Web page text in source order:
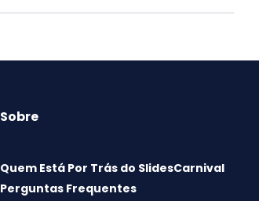
Sobre
Quem Está Por Trás do SlidesCarnival
Perguntas Frequentes